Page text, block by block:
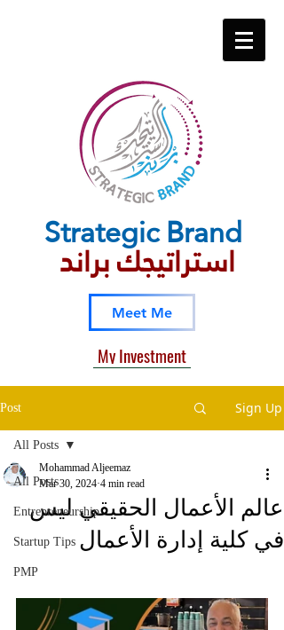
Strategic​ Brand
استراتيجك براند
Meet Me
My Investment
Post Sign Up
All Posts
Entrepreneurship
Startup Tips
PMP
All Posts
عالم الأعمال الحقيقي ليس
في كلية إدارة الأعمال
Mohammad Aljeemaz
Mar 30, 2024 4 min read